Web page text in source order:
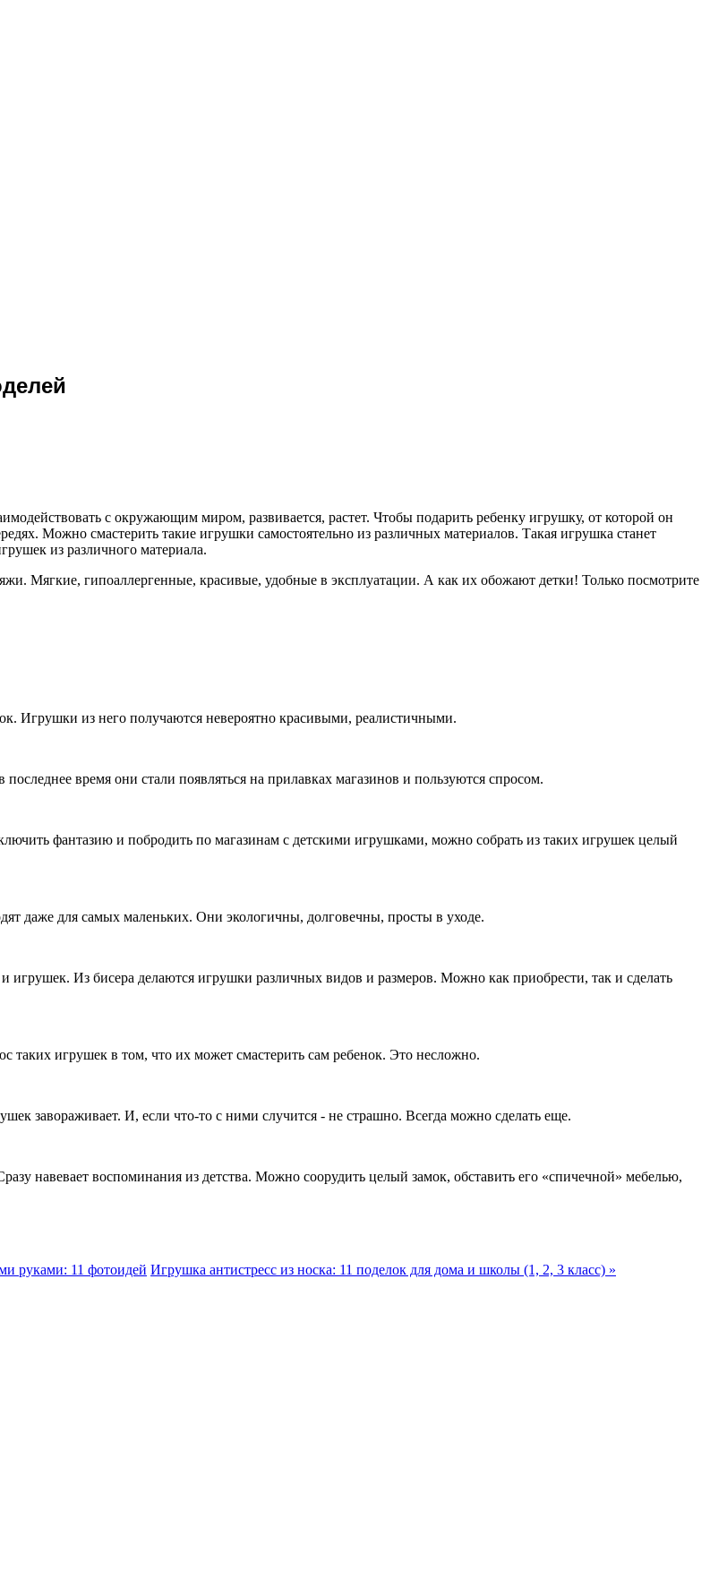
с окружающим миром, развивается, растет. Чтобы подарить ребенку игрушку, от которой он
Можно смастерить такие игрушки самостоятельно из различных материалов. Такая игрушка станет
из различного материала.
Мягкие, гипоаллергенные, красивые, удобные в эксплуатации. А как их обожают детки! Только посмотрите
Игрушки из него получаются невероятно красивыми, реалистичными.
время они стали появляться на прилавках магазинов и пользуются спросом.
фантазию и побродить по магазинам с детскими игрушками, можно собрать из таких игрушек целый
даже для самых маленьких. Они экологичны, долговечны, просты в уходе.
игрушек. Из бисера делаются игрушки различных видов и размеров. Можно как приобрести, так и сделать
игрушек в том, что их может смастерить сам ребенок. Это несложно.
завораживает. И, если что-то с ними случится - не страшно. Всегда можно сделать еще.
навевает воспоминания из детства. Можно соорудить целый замок, обставить его «спичечной» мебелью,
руками: 11 фотоидей Игрушка антистресс из носка: 11 поделок для дома и школы (1, 2, 3 класс) »